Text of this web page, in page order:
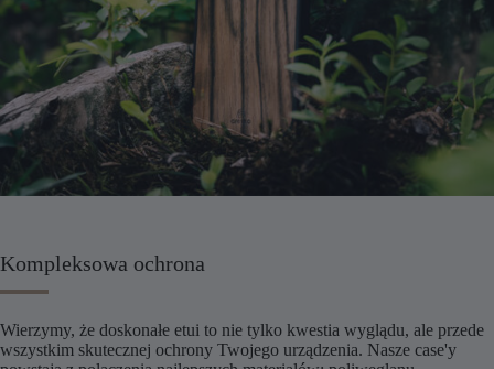
Kompleksowa ochrona
Wierzymy, że doskonałe etui to nie tylko kwestia wyglądu, ale przede
wszystkim skutecznej ochrony Twojego urządzenia. Nasze case'y